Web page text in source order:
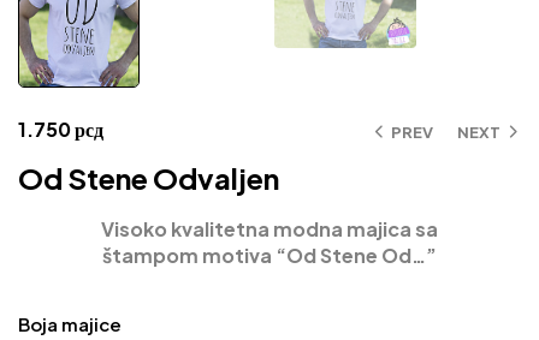
PREV NEXT
1.750рсд
Od Stene Odvaljen
Visoko kvalitetna modna majica sa
štampom motiva “Od Stene Od…”
Boja majice